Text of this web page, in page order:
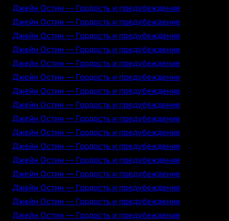
Джейн Остин — Гордость и предубеждение
Джейн Остин — Гордость и предубеждение
Джейн Остин — Гордость и предубеждение
Джейн Остин — Гордость и предубеждение
Джейн Остин — Гордость и предубеждение
Джейн Остин — Гордость и предубеждение
Джейн Остин — Гордость и предубеждение
Джейн Остин — Гордость и предубеждение
Джейн Остин — Гордость и предубеждение
Джейн Остин — Гордость и предубеждение
Джейн Остин — Гордость и предубеждение
Джейн Остин — Гордость и предубеждение
Джейн Остин — Гордость и предубеждение
Джейн Остин — Гордость и предубеждение
Джейн Остин — Гордость и предубеждение
Джейн Остин — Гордость и предубеждение